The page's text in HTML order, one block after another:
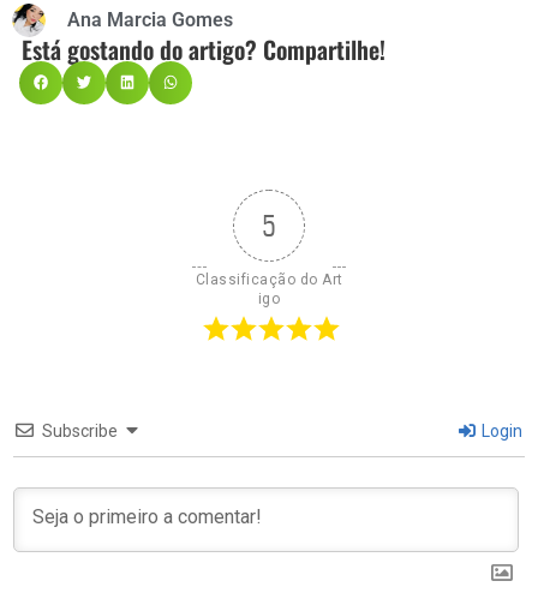
Ana Marcia Gomes
Está gostando do artigo? Compartilhe!
5
Classificação do Art
igo
Subscribe Login